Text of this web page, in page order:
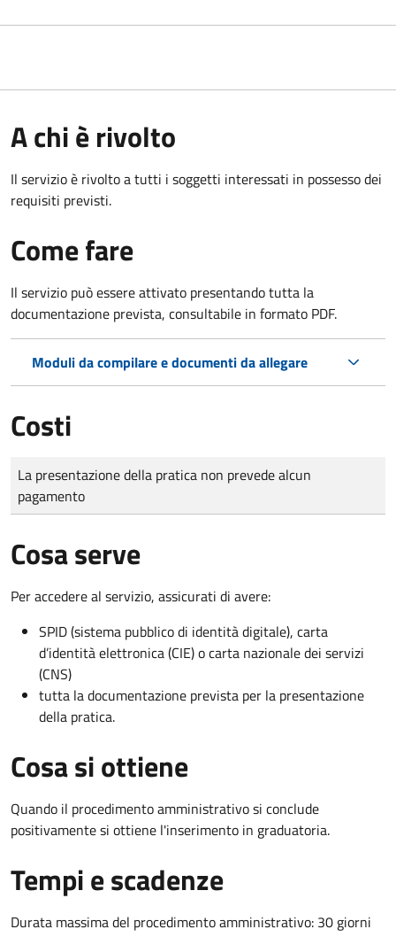
A chi è rivolto
Il servizio è rivolto a tutti i soggetti interessati in possesso dei
requisiti previsti.
Come fare
Il servizio può essere attivato presentando tutta la
documentazione prevista, consultabile in formato PDF.
Moduli da compilare e documenti da allegare
Costi
Tipo di pagamento
Importo
La presentazione della pratica non prevede alcun
pagamento
Cosa serve
Per accedere al servizio, assicurati di avere:
SPID (sistema pubblico di identità digitale), carta
d’identità elettronica (CIE) o carta nazionale dei servizi
(CNS)
tutta la documentazione prevista per la presentazione
della pratica.
Cosa si ottiene
Quando il procedimento amministrativo si conclude
positivamente si ottiene l'inserimento in graduatoria.
Tempi e scadenze
Durata massima del procedimento amministrativo: 30 giorni